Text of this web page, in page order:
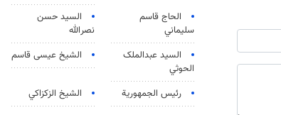
الحاج قاسم
سليماني
السيد حسن
نصرالله
السید عبدالملک
الحوثي
الشيخ عيسى قاسم
رئيس الجمهورية الشيخ الزكزاكي